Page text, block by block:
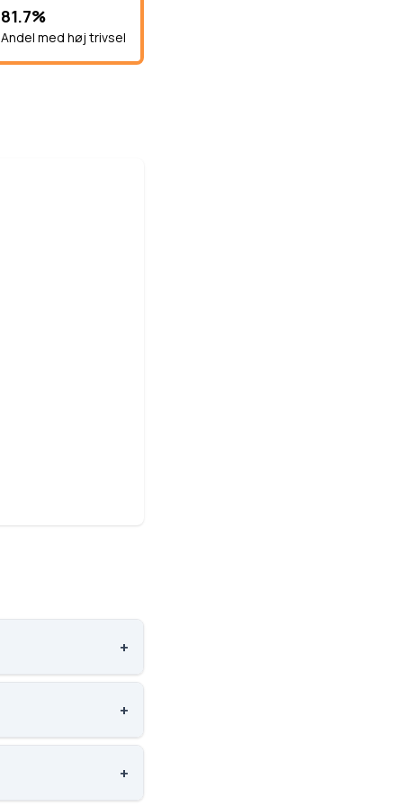
81.7%
Andel med høj trivsel
+
+
+